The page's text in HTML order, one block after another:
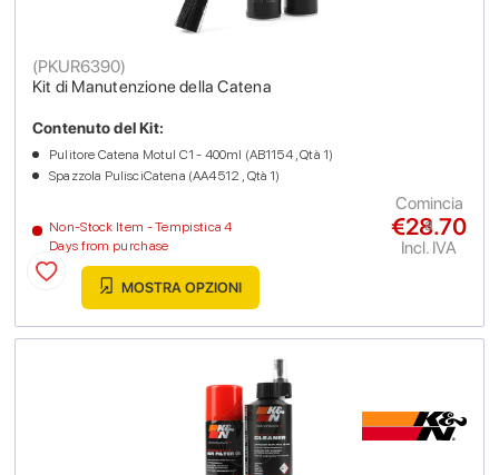
Kit di Manutenzione della Catena
(PKUR6390)
Non-Stock Item - Tempistica 4
Days from purchase
Contenuto del Kit:
Pulitore Catena Motul C1 - 400ml (AB1154 , Qtà 1)
Spazzola PulisciCatena (AA4512 , Qtà 1)
€28.70
Incl. IVA
Comincia
a
MOSTRA OPZIONI